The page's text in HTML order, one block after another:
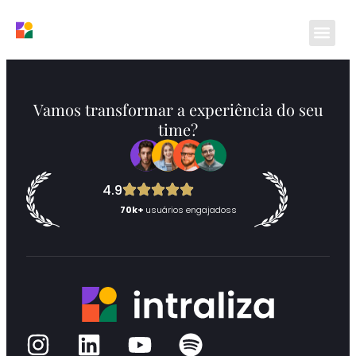
Vamos transformar a experiência do seu
time?
4.9
70k+ usuários engajadoss